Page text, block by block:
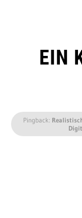
EIN
Pingback: